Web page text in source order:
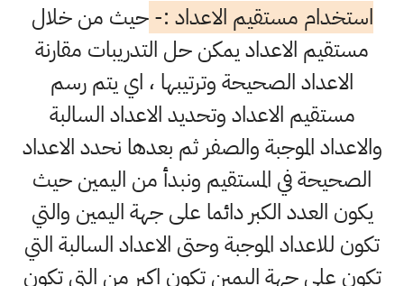
استخدام مستقيم الاعداد :-حيث من خلال
مستقيم الاعداد يمكن حل التدريبات مقارنة
الاعداد الصحيحة وترتيبها ، اي يتم رسم
مستقيم الاعداد وتحديد الاعداد السالبة
والاعداد الموجبة والصفر ثم بعدها نحدد الاعداد
الصحيحة في المستقيم ونبدأ من اليمين حيث
يكون العدد الكبر دائما على جهة اليمين والتي
تكون للاعداد الموجبة وحتى الاعداد السالبة التي
تكون على جهة اليمين تكون اكبر من التي تكون